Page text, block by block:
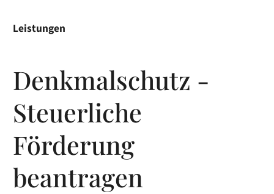
Leistungen
Denkmalschutz -
Steuerliche
Förderung
beantragen